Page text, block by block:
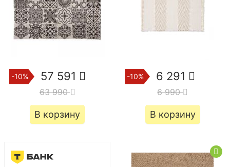
-10% 57 591
63 990
В корзину
-10% 6 291
6 990
В корзину